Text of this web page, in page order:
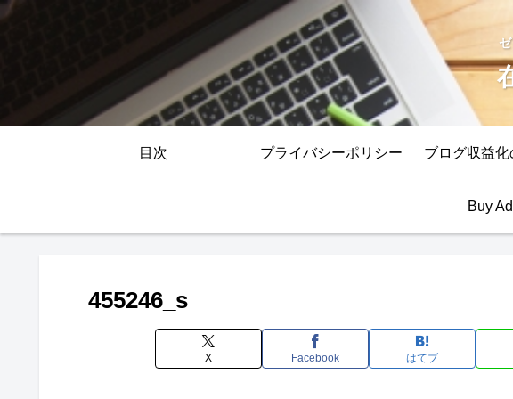
目次 プライバシーポリシー ブログ収益
Buy
455246_s
X Facebook はてブ